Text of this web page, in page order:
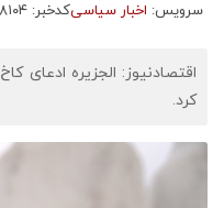
سرویس: اخبار سیاسیکدخبر: ۷۸۸۱۰۴
اقتصادنیوز: الجزیره ادعای
کرد.